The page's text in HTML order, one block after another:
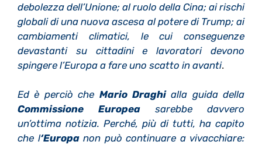
debolezza dell’Unione; al ruolo della Cina; ai rischi
globali di una nuova ascesa al potere di Trump; ai
cambiamenti climatici, le cui conseguenze
devastanti su cittadini e lavoratori devono
spingere l’Europa a fare uno scatto in avanti.
Ed è perciò che Mario Draghialla guida della
Commissione Europea sarebbe davvero
un’ottima notizia. Perché, più di tutti, ha capito
che l‘Europanon può continuare a vivacchiare: